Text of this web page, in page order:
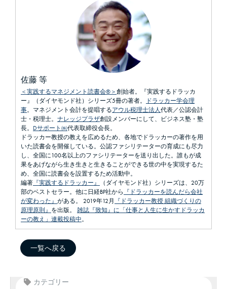
佐藤 等
＜実践するマネジメント読書会®＞創始者。『実践するドラッカ
ー』（ダイヤモンド社）シリーズ5冊の著者。
ドラッカー学会理
事。マネジメント会計を提唱するアウル税理士法人代表／公認会計
士・税理士。 ナレッジプラザ創設メンバーにして、ビジネス塾・塾
長。 Dサポート㈱代表取締役会長。
ドラッカー教授の教えを広めるため、各地でドラッカーの著作を用
いた読書会を開催している。公認ファシリテーターの育成にも尽力
し、全国に100名以上のファシリテーターを送り出した。誰もが成
果をあげながら生き生きと生きることができる世の中を実現するた
め、全国に読書会を設置するため活動中。
編著 『実践するドラッカー』
（ダイヤモンド社）シリーズは、20万
部のベストセラー。他に日経BP社から 『ドラッカーを読んだら会社
が変わった』 がある。 2019年12月 『ドラッカー教授 組織づくりの
原理原則』 を出版。 雑誌『致知』に「仕事と人生に生かすドラッカ
ーの教え」連載投稿中。
一覧へ戻る
カテゴリー